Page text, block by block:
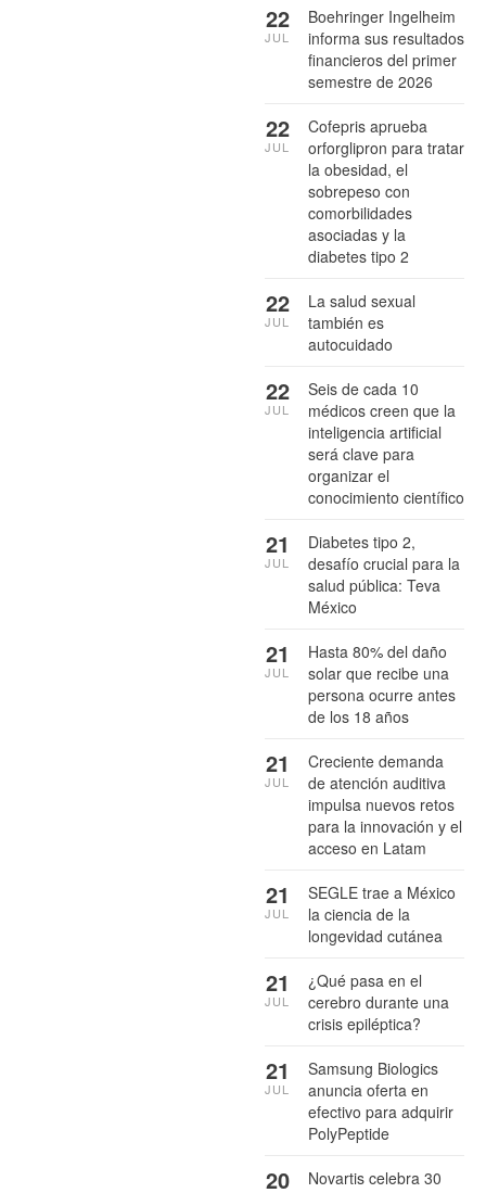
Boehringer Ingelheim
informa sus resultados
financieros del primer
semestre de 2026
22
JUL
Cofepris aprueba
orforglipron para tratar
la obesidad, el
sobrepeso con
comorbilidades
asociadas y la
diabetes tipo 2
22
JUL
La salud sexual
también es
autocuidado
22
JUL
Seis de cada 10
médicos creen que la
inteligencia artificial
será clave para
organizar el
conocimiento científico
22
JUL
Diabetes tipo 2,
desafío crucial para la
salud pública: Teva
México
21
JUL
Hasta 80% del daño
solar que recibe una
persona ocurre antes
de los 18 años
21
JUL
Creciente demanda
de atención auditiva
impulsa nuevos retos
para la innovación y el
acceso en Latam
21
JUL
SEGLE trae a México
la ciencia de la
longevidad cutánea
21
JUL
¿Qué pasa en el
cerebro durante una
crisis epiléptica?
21
JUL
Samsung Biologics
anuncia oferta en
efectivo para adquirir
PolyPeptide
21
JUL
Novartis celebra 30
20